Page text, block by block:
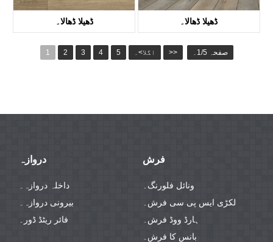
ڈھیلا ڈھالا۔ ڈھیلا ڈھالا۔
1 2 3 4 5 اگلا>۔ >> صفحہ 1/5۔
دروازہ
داخلہ دروازہ۔
بیرونی دروازہ۔
فائر ریٹڈ ڈور۔
فرش
ونائل فلورنگ۔
لکڑی ایس پی سی فرش۔
ہارڈ ووڈ فرش۔
بانس کا فرش۔